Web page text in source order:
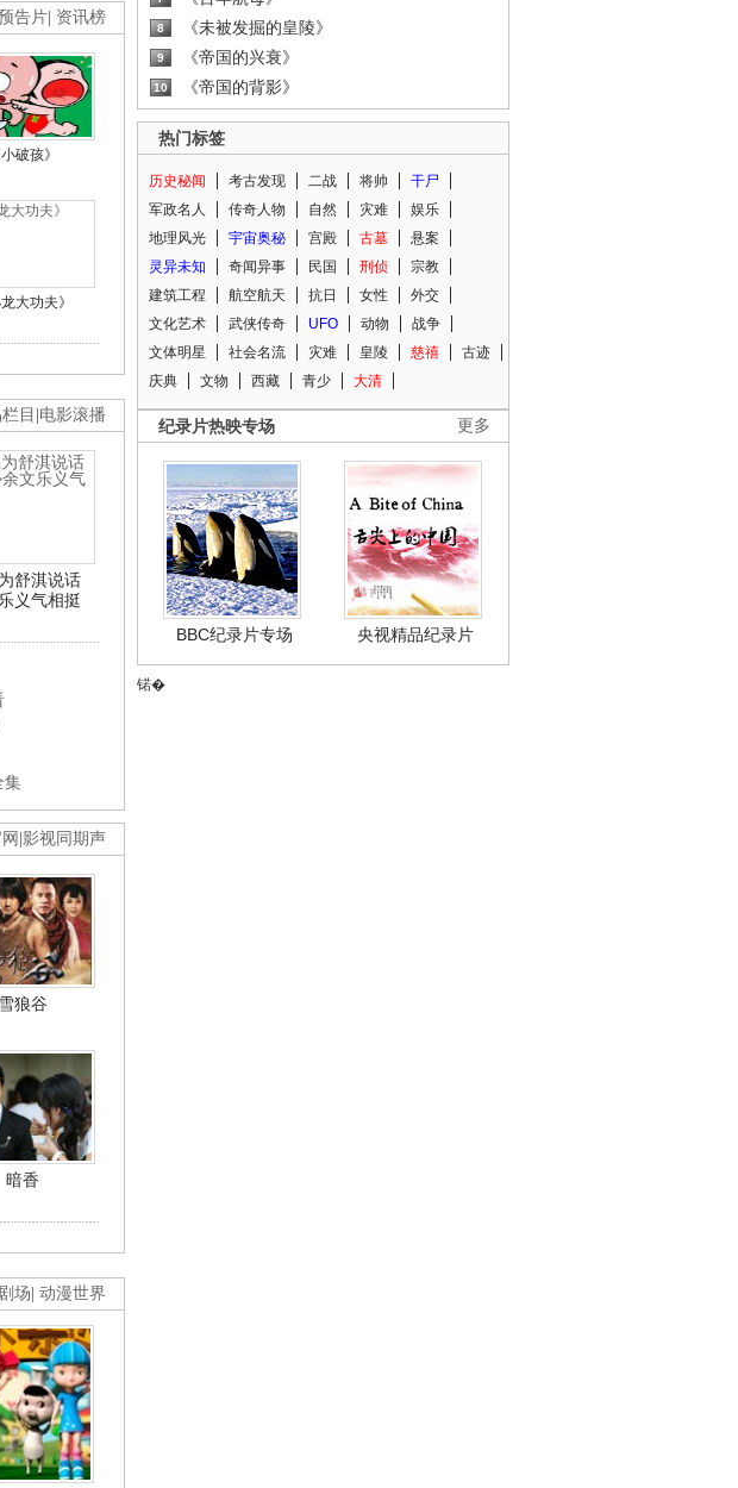
告片 资讯榜
小破孩》
龙大功夫》
目 电影滚播
舒淇说话
义气相挺
集
影视同期声
雪狼谷
暗香
场 动漫世界
8 《未被发掘的皇陵》
9 《帝国的兴衰》
10 《帝国的背影》
热门标签
历史秘闻 考古发现 二战 将帅
干尸
军政名人
传奇人物 自然 灾难
娱乐
地理风光
宇宙奥秘 宫殿 古墓
悬案
灵异未知
奇闻异事 民国 刑侦
宗教
建筑工程
航空航天 抗日 女性
外交
文化艺术
武侠传奇 UFO 动物
战争
文体明星
社会名流 灾难 皇陵 慈禧
古迹
庆典
文物 西藏 青少 大清
更多
纪录片热映专场
BBC纪录片专场 央视精品纪录片
锘�